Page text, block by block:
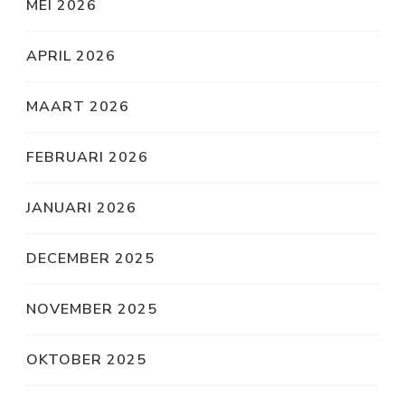
MEI 2026
APRIL 2026
MAART 2026
FEBRUARI 2026
JANUARI 2026
DECEMBER 2025
NOVEMBER 2025
OKTOBER 2025